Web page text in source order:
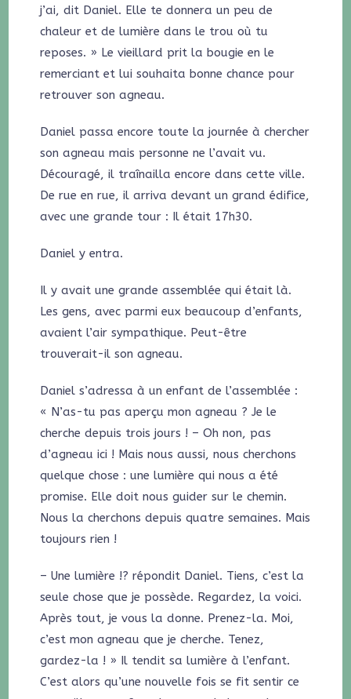
j’ai, dit Daniel. Elle te donnera un peu de
chaleur et de lumière dans le trou où tu
reposes. » Le vieillard prit la bougie en le
remerciant et lui souhaita bonne chance pour
retrouver son agneau.
Daniel passa encore toute la journée à chercher
son agneau mais personne ne l’avait vu.
Découragé, il traînailla encore dans cette ville.
De rue en rue, il arriva devant un grand édifice,
avec une grande tour : Il était 17h30.
Daniel y entra.
Il y avait une grande assemblée qui était là.
Les gens, avec parmi eux beaucoup d’enfants,
avaient l’air sympathique. Peut-être
trouverait-il son agneau.
Daniel s’adressa à un enfant de l’assemblée :
« N’as-tu pas aperçu mon agneau ? Je le
cherche depuis trois jours ! – Oh non, pas
d’agneau ici ! Mais nous aussi, nous cherchons
quelque chose : une lumière qui nous a été
promise. Elle doit nous guider sur le chemin.
Nous la cherchons depuis quatre semaines. Mais
toujours rien !
– Une lumière !? répondit Daniel. Tiens, c’est la
seule chose que je possède. Regardez, la voici.
Après tout, je vous la donne. Prenez-la. Moi,
c’est mon agneau que je cherche. Tenez,
gardez-la ! » Il tendit sa lumière à l’enfant.
C’est alors qu’une nouvelle fois se fit sentir ce